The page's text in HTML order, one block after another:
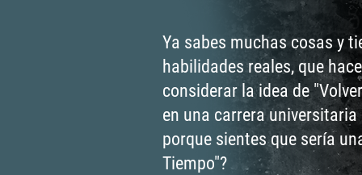
Ya sabes muchas cosas y
habilidades reales, que
considerar la idea de
en una carrera universitaria
porque sientes que sería
Tiempo"?